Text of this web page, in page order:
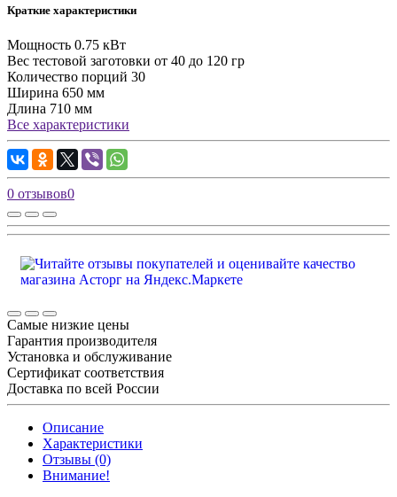
Краткие характеристики
Мощность 0.75 кВт
Вес тестовой заготовки от 40 до 120 гр
Количество порций 30
Ширина 650 мм
Длина 710 мм
Все характеристики
0 отзывов0
Самые низкие цены
Гарантия производителя
Установка и обслуживание
Сертификат соответствия
Доставка по всей России
Описание
Характеристики
Отзывы (0)
Внимание!